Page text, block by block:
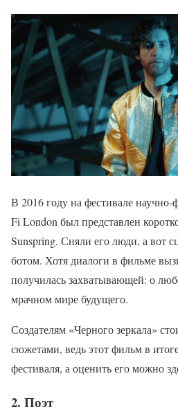
В 2016 году на фестивале научно-
Fi London был представлен
Sunspring. Сняли его люди, а вот
ботом. Хотя диалоги в фильме
получилась захватывающей: о
мрачном мире будущего.
Создателям «Черного зеркала»
сюжетами, ведь этот фильм в
фестиваля, а оценить его можно
2. Поэт